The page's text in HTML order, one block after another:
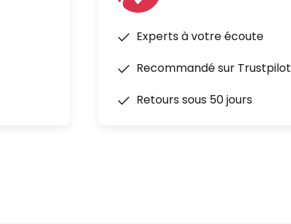
Experts à votre écoute
Recommandé sur Trustpilot
Retours sous 50 jours